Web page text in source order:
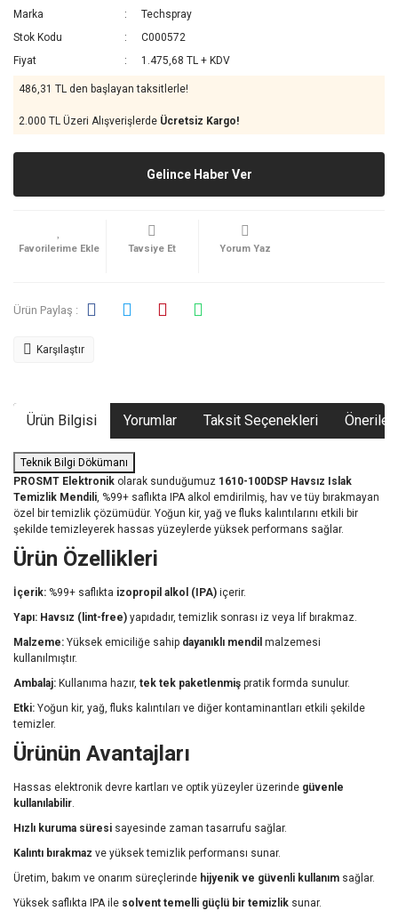
Marka
Techspray
Stok Kodu
C000572
Fiyat
1.475,68 TL + KDV
486,31 TL den başlayan taksitlerle!
2.000 TL Üzeri Alışverişlerde Ücretsiz Kargo!
Gelince Haber Ver
Tavsiye Et Yorum Yaz
Ürün Paylaş :
Karşılaştır
Ürün Bilgisi Yorumlar Taksit Seçenekleri
Teknik Bilgi Dökümanı
PROSMT Elektronik olarak sunduğumuz 1610-100DSP Havsız Islak
Temizlik Mendili, %99+ saflıkta IPA alkol emdirilmiş, hav ve tüy bırakmayan
özel bir temizlik çözümüdür. Yoğun kir, yağ ve fluks kalıntılarını etkili bir
şekilde temizleyerek hassas yüzeylerde yüksek performans sağlar.
Ürün Özellikleri
İçerik: %99+ saflıkta izopropil alkol (IPA) içerir.
Yapı: Havsız (lint-free) yapıdadır, temizlik sonrası iz veya lif bırakmaz.
Malzeme: Yüksek emiciliğe sahip dayanıklı mendil malzemesi
kullanılmıştır.
Ambalaj: Kullanıma hazır, tek tek paketlenmiş pratik formda sunulur.
Etki: Yoğun kir, yağ, fluks kalıntıları ve diğer kontaminantları etkili şekilde
temizler.
Ürünün Avantajları
Hassas elektronik devre kartları ve optik yüzeyler üzerinde güvenle
kullanılabilir.
Hızlı kuruma süresi sayesinde zaman tasarrufu sağlar.
Kalıntı bırakmaz ve yüksek temizlik performansı sunar.
Üretim, bakım ve onarım süreçlerinde hijyenik ve güvenli kullanım sağlar.
Yüksek saflıkta IPA ile solvent temelli güçlü bir temizlik sunar.